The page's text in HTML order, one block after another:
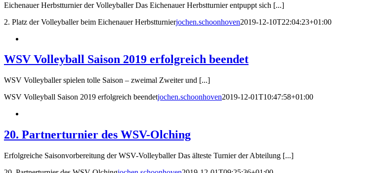
Eichenauer Herbstturnier der Volleyballer Das Eichenauer Herbstturnier entpuppt sich [...]
2. Platz der Volleyballer beim Eichenauer Herbstturnierjochen.schoonhoven2019-12-10T22:04:23+01:00
WSV Volleyball Saison 2019 erfolgreich beendet
WSV Volleyballer spielen tolle Saison – zweimal Zweiter und [...]
WSV Volleyball Saison 2019 erfolgreich beendetjochen.schoonhoven2019-12-01T10:47:58+01:00
20. Partnerturnier des WSV-Olching
Erfolgreiche Saisonvorbereitung der WSV-Volleyballer Das älteste Turnier der Abteilung [...]